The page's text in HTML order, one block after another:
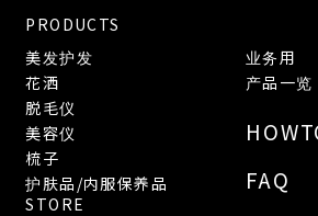
PRODUCTS
美发护发
花洒
脱毛仪
美容仪
梳子
护肤品/内服保养品
业务用
产品一览
FAQ
STORE